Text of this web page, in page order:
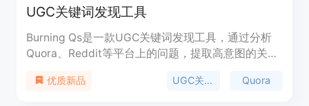
UGC关键词发现工具
Burning Qs是一款UGC关键词发现工具，通过分析
Quora、Reddit等平台上的问题，提取高意图的关键
优质新品 UGC关键词 Quora